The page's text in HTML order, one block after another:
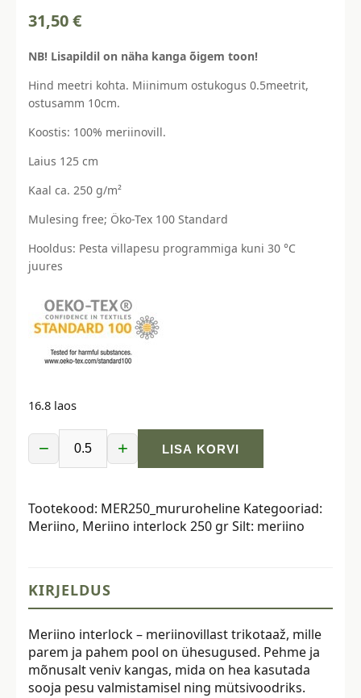
31,50€
NB! Lisapildil on näha kanga õigem toon!
Hind meetri kohta. Miinimum ostukogus 0.5meetrit,
ostusamm 10cm.
Koostis: 100% meriinovill.
Laius 125 cm
Kaal ca. 250 g/m²
Mulesing free; Öko-Tex 100 Standard
Hooldus: Pesta villapesu programmiga kuni 30 °C
juures
16.8 laos
−
Meriino
interlock
250
g/m²,
+ LISA KORVI
Tootekood: MER250_mururoheline Kategooriad:
Meriino, Meriino interlock 250 grSilt: meriino
KIRJELDUS
Meriino interlock – meriinovillast trikotaaž, mille
parem ja pahem pool on ühesugused. Pehme ja
mõnusalt veniv kangas, mida on hea kasutada
sooja pesu valmistamisel ning mütsivoodriks.